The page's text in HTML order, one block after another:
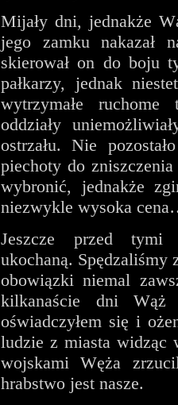
Mijały dni, jednakże
jego zamku nakazał
skierował on do boju
pałkarzy, jednak
wytrzymałe
oddziały
ostrzału. Nie
piechoty do
wybronić, jednakże
niezwykle wysoka
Jeszcze przed tymi
ukochaną. Spędzaliśmy
obowiązki niemal
kilkanaście dni
oświadczyłem się i
ludzie z miasta widząc
wojskami Węża
hrabstwo jest nasze.